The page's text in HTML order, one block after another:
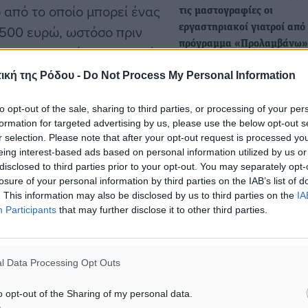
της Ρόδου - Do Not Process My Personal Information
opt-out of the sale, sharing to third parties, or processing of your
for targeted advertising by us, please use the below opt-out
selection. Please note that after your opt-out request is processed
interest-based ads based on personal information utilized by us
to third parties prior to your opt-out. You may separately
of your personal information by third parties on the IAB’s list of
This information may also be disclosed by us to third parties on the
Participants that may further disclose it to other third parties.
Data Processing Opt Outs
opt-out of the Sharing of my personal data.
το οποίο μπορεί ένας
ευρώ, ωστόσο πριν
πολύ
ότι έχουν
Επιπλέον,
το κράτος είναι
της νομικής
ακόμα και αν έχει
σε βαριά αδικήματα να
Η νομική βοήθεια έχει
της Χρυσής Αυγής.
του αρμόδιου
του 2019.
τις μαστογραφίες οι
εργαστηριακοί γιατροί από
πρόγραμμα «Προλαμβάνω»
Ιατρικού Συλλόγου Αθηνών
αποπληρωμής των
γιατρών για…
Νομική διαμάχη
για τη Μαρίνα Ρόδου στο
Μονομελές Πρωτοδικείο
απορρίφθηκε και η κύρια